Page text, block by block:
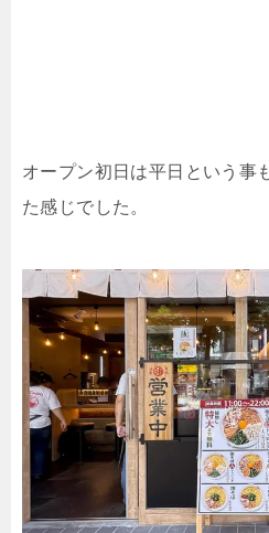
オープン初日は平日という事
た感じでした。